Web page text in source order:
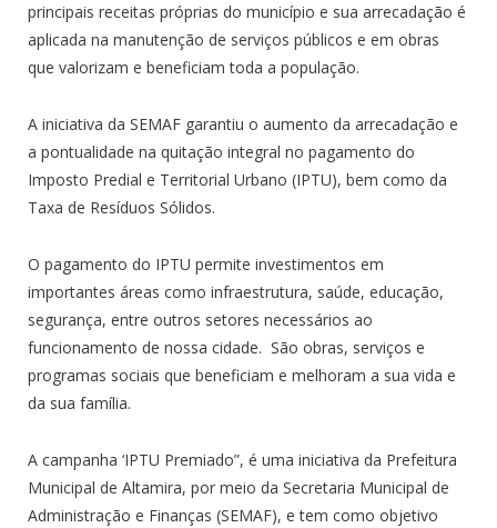
principais receitas próprias do município e sua arrecadação é
aplicada na manutenção de serviços públicos e em obras
que valorizam e beneficiam toda a população.
A iniciativa da SEMAF garantiu o aumento da arrecadação e
a pontualidade na quitação integral no pagamento do
Imposto Predial e Territorial Urbano (IPTU), bem como da
Taxa de Resíduos Sólidos.
O pagamento do IPTU permite investimentos em
importantes áreas como infraestrutura, saúde, educação,
segurança, entre outros setores necessários ao
funcionamento de nossa cidade. São obras, serviços e
programas sociais que beneficiam e melhoram a sua vida e
da sua família.
A campanha ‘IPTU Premiado”, é uma iniciativa da Prefeitura
Municipal de Altamira, por meio da Secretaria Municipal de
Administração e Finanças (SEMAF), e tem como objetivo